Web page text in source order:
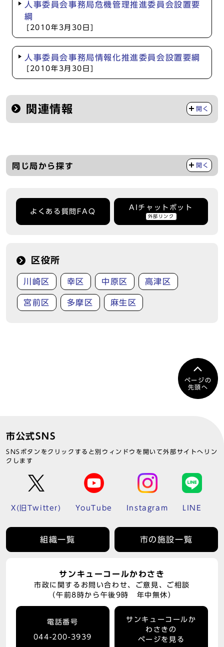
人事委員会事務局危機管理推進委員会設置要
綱
[2010年3月30日]
人事委員会事務局情報化推進委員会設置要綱
[2010年3月30日]
関連情報 開く
同じ局から探す 開く
よくある質問FAQ
AIチャットボット
外部リンク
区役所
川崎区 幸区 中原区 高津区
宮前区 多摩区 麻生区
ページの
先頭へ
市公式SNS
SNSボタンをクリックすると別ウィンドウを開いて外部サイトへリン
クします
X(旧Twitter) YouTube Instagram LINE
組織一覧 市の施設一覧
サンキューコールかわさき
市政に関するお問い合わせ、ご意見、ご相談
（午前8時から午後9時 年中無休）
電話番号
044-200-3939
サンキューコールか
わさきの
ページを見る